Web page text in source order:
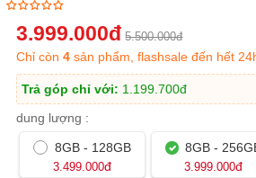
3.999.000đ 5.500.000đ
Chỉ còn4 sản phẩm, flashsale đến hết
Trả góp chỉ với: 1.199.700đ
dung lượng :
8GB - 128GB
3.499.000đ
8GB -
3.999.000đ